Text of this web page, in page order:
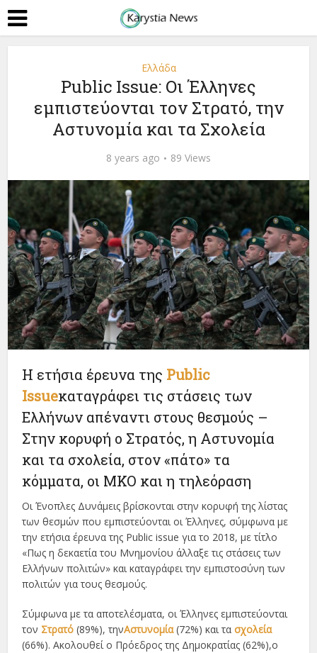
Ελλάδα
Public Issue: Οι Έλληνες
εμπιστεύονται τον Στρατό, την
Αστυνομία και τα Σχολεία
8 years ago 89 Views
Η ετήσια έρευνα της Public
Issueκαταγράφει τις στάσεις των
Ελλήνων απέναντι στους θεσμούς –
Στην κορυφή ο Στρατός, η Αστυνομία
και τα σχολεία, στον «πάτο» τα
κόμματα, οι ΜΚΟ και η τηλεόραση
Οι Ένοπλες Δυνάμεις βρίσκονται στην κορυφή της λίστας
των θεσμών που εμπιστεύονται οι Έλληνες, σύμφωνα με
την ετήσια έρευνα της Public issue για το 2018, με τίτλο
«Πως η δεκαετία του Μνημονίου άλλαξε τις στάσεις των
Ελλήνων πολιτών» και καταγράφει την εμπιστοσύνη των
πολιτών για τους θεσμούς.
Σύμφωνα με τα αποτελέσματα, οι Έλληνες εμπιστεύονται
τον Στρατό(89%), τηνΑστυνομία(72%) και τα σχολεία
(66%). Ακολουθεί ο Πρόεδρος της Δημοκρατίας (62%),ο